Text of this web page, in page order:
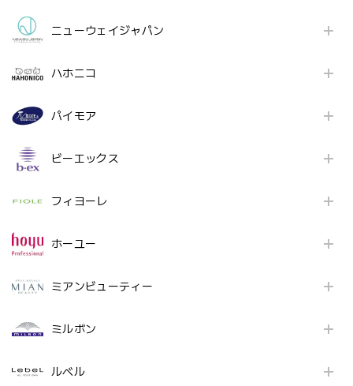
ニューウェイジャパン
ハホニコ
パイモア
ビーエックス
フィヨーレ
ホーユー
ミアンビューティー
ミルボン
ルベル